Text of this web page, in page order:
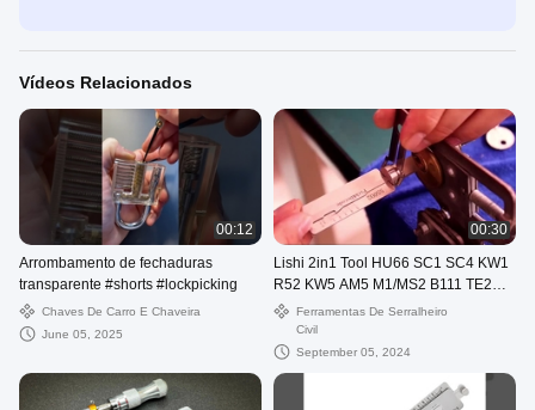
Vídeos Relacionados
00:12
Arrombamento de fechaduras
transparente #shorts #lockpicking
Chaves De Carro E Chaveira
June 05, 2025
00:30
Lishi 2in1 Tool HU66 SC1 SC4 KW1
R52 KW5 AM5 M1/MS2 B111 TE2
Decodificador de Seleção de
Bloqueio
Ferramentas De Serralheiro
Civil
September 05, 2024